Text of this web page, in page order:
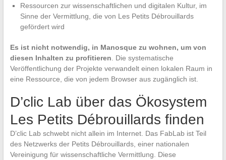
Ressourcen zur wissenschaftlichen und digitalen Kultur, im
Sinne der Vermittlung, die von Les Petits Débrouillards
gefördert wird
Es ist nicht notwendig, in Manosque zu wohnen, um von
diesen Inhalten zu profitieren . Die systematische
Veröffentlichung der Projekte verwandelt einen lokalen Raum in
eine Ressource, die von jedem Browser aus zugänglich ist.
D’clic Lab über das Ökosystem
Les Petits Débrouillards finden
D’clic Lab schwebt nicht allein im Internet. Das FabLab ist Teil
des Netzwerks der Petits Débrouillards, einer nationalen
Vereinigung für wissenschaftliche Vermittlung. Diese